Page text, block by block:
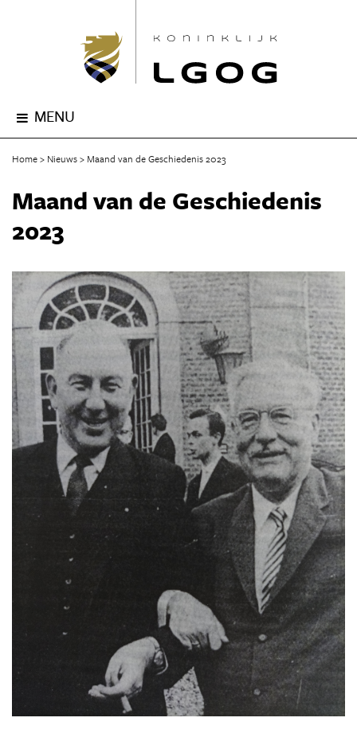
MENU
Home Nieuws Maand van de Geschiedenis 2023
Maand van de Geschiedenis
2023